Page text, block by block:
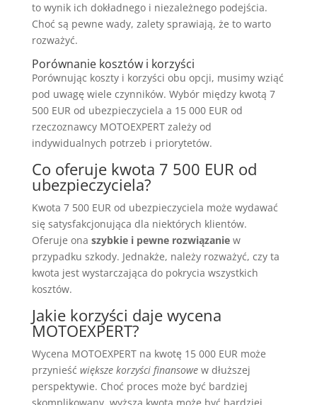
to wynik ich dokładnego i niezależnego podejścia.
Choć są pewne wady, zalety sprawiają, że to warto
rozważyć.
Porównanie kosztów i korzyści
Porównując koszty i korzyści obu opcji, musimy wziąć
pod uwagę wiele czynników. Wybór między kwotą 7
500 EUR od ubezpieczyciela a 15 000 EUR od
rzeczoznawcy MOTOEXPERT zależy od
indywidualnych potrzeb i priorytetów.
Co oferuje kwota 7 500 EUR od
ubezpieczyciela?
Kwota 7 500 EUR od ubezpieczyciela może wydawać
się satysfakcjonująca dla niektórych klientów.
Oferuje ona szybkie i pewne rozwiązaniew
przypadku szkody. Jednakże, należy rozważyć, czy ta
kwota jest wystarczająca do pokrycia wszystkich
kosztów.
Jakie korzyści daje wycena
MOTOEXPERT?
Wycena MOTOEXPERT na kwotę 15 000 EUR może
przynieść większe korzyści finansowew dłuższej
perspektywie. Choć proces może być bardziej